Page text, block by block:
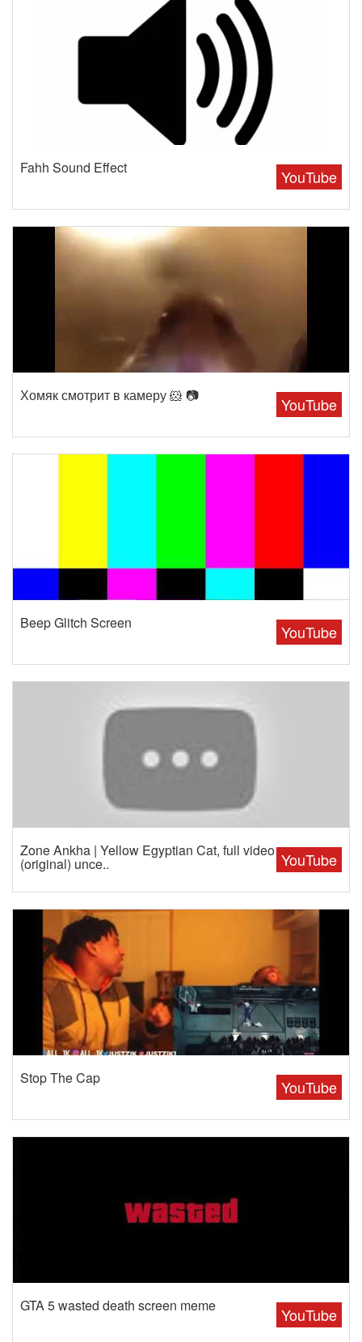
YouTube
Fahh Sound Effect
YouTube
Хомяк смотрит в камеру 🐹 📷
YouTube
Beep Glitch Screen
YouTube
Zone Ankha | Yellow Egyptian Cat, full video
(original) unce..
YouTube
Stop The Cap
YouTube
GTA 5 wasted death screen meme